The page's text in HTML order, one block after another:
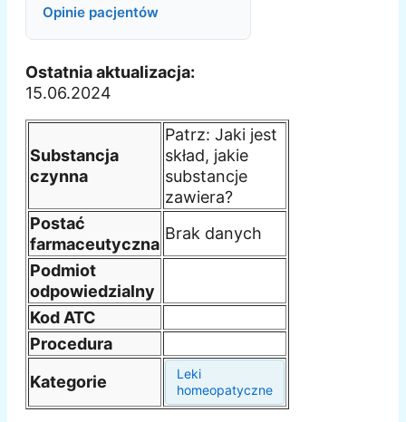
Opinie pacjentów
Ostatnia aktualizacja:
15.06.2024
Substancja
czynna
Patrz: Jaki jest
skład, jakie
substancje
zawiera?
Postać
farmaceutyczna
Brak danych
Podmiot
odpowiedzialny
Kod ATC
Procedura
Kategorie
Leki
homeopatyczne